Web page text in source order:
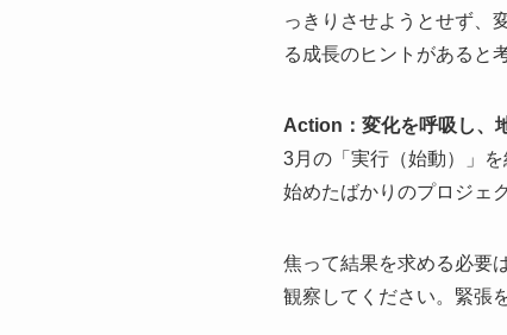
っきりさせようとせず、
る成長のヒントがあると
Action：変化を呼吸し、
3月の「実行（始動）」
始めたばかりのプロジェ
焦って結果を求める必要
観察してください。緊張